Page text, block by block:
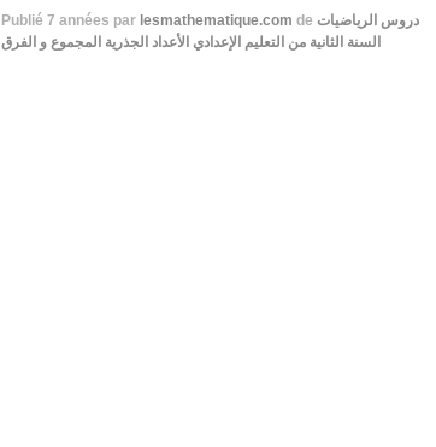
Publié7 années par lesmathematique.com de دروس الرياضيات
السنة الثانية من التعليم الإعدادي الأعداد الجذرية المجموع و الفرق